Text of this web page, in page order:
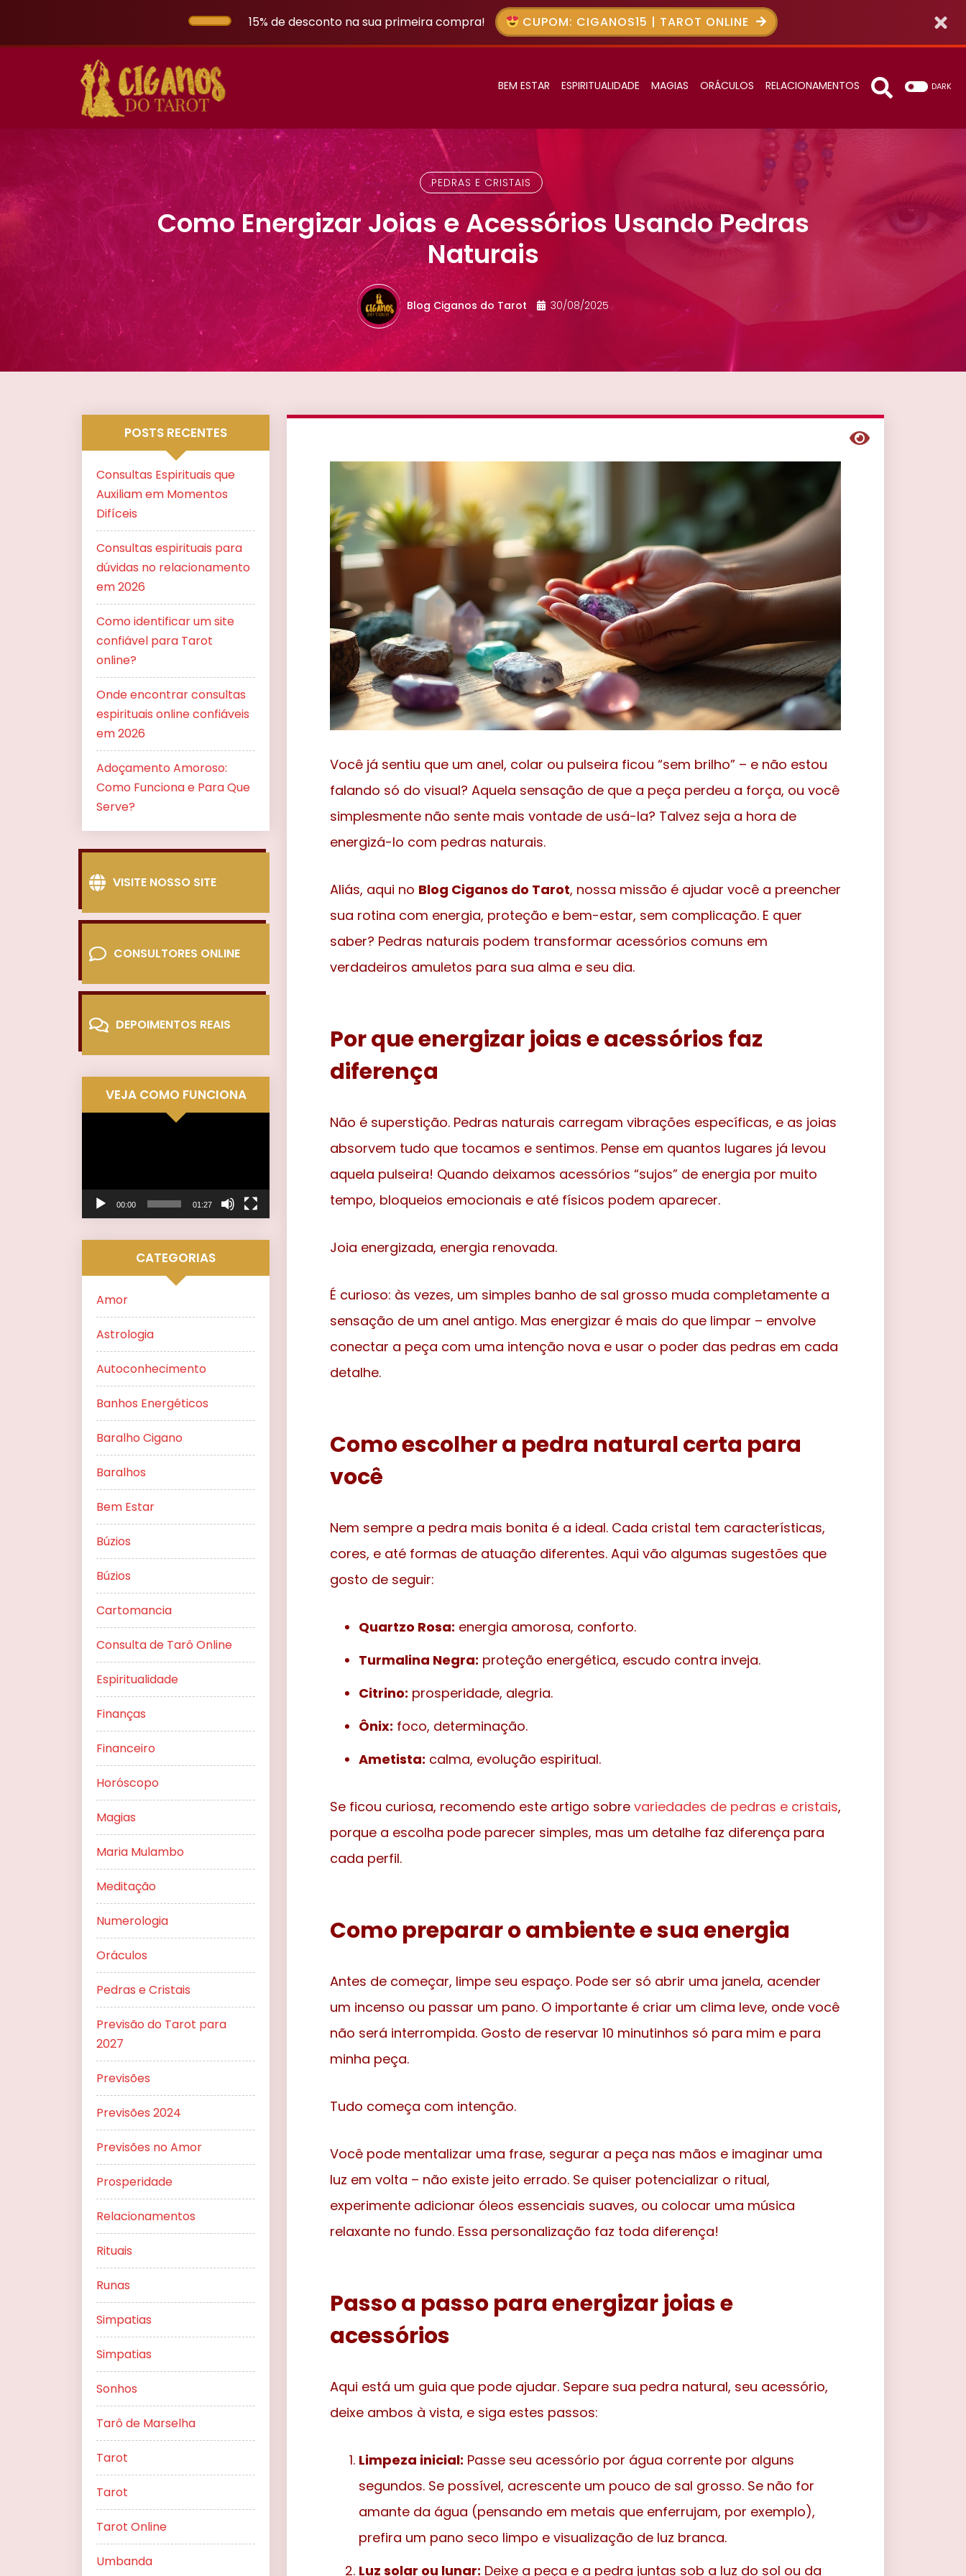
15% de desconto na sua primeira compra! CUPOM: CIGANOS15 | TAROT ONLINE
BEM ESTAR ESPIRITUALIDADE MAGIAS ORÁCULOS RELACIONAMENTOS DARK
PEDRAS E CRISTAIS
Como Energizar Joias e Acessórios Usando Pedras
Naturais
Blog Ciganos do Tarot 30/08/2025
Você já sentiu que um anel, colar ou pulseira ficou “sem brilho” – e não estou
falando só do visual? Aquela sensação de que a peça perdeu a força, ou você
simplesmente não sente mais vontade de usá-la? Talvez seja a hora de
energizá-lo com pedras naturais.
Aliás, aqui no Blog Ciganos do Tarot, nossa missão é ajudar você a preencher
sua rotina com energia, proteção e bem-estar, sem complicação. E quer
saber? Pedras naturais podem transformar acessórios comuns em
verdadeiros amuletos para sua alma e seu dia.
Por que energizar joias e acessórios faz
diferença
Não é superstição. Pedras naturais carregam vibrações específicas, e as joias
absorvem tudo que tocamos e sentimos. Pense em quantos lugares já levou
aquela pulseira! Quando deixamos acessórios “sujos” de energia por muito
tempo, bloqueios emocionais e até físicos podem aparecer.
Joia energizada, energia renovada.
É curioso: às vezes, um simples banho de sal grosso muda completamente a
sensação de um anel antigo. Mas energizar é mais do que limpar – envolve
conectar a peça com uma intenção nova e usar o poder das pedras em cada
detalhe.
Como escolher a pedra natural certa para
você
Nem sempre a pedra mais bonita é a ideal. Cada cristal tem características,
cores, e até formas de atuação diferentes. Aqui vão algumas sugestões que
gosto de seguir:
Quartzo Rosa: energia amorosa, conforto.
Turmalina Negra: proteção energética, escudo contra inveja.
Citrino: prosperidade, alegria.
Ônix: foco, determinação.
Ametista: calma, evolução espiritual.
Se ficou curiosa, recomendo este artigo sobre variedades de pedras e cristais,
porque a escolha pode parecer simples, mas um detalhe faz diferença para
cada perfil.
Como preparar o ambiente e sua energia
Antes de começar, limpe seu espaço. Pode ser só abrir uma janela, acender
um incenso ou passar um pano. O importante é criar um clima leve, onde você
não será interrompida. Gosto de reservar 10 minutinhos só para mim e para
minha peça.
Tudo começa com intenção.
Você pode mentalizar uma frase, segurar a peça nas mãos e imaginar uma
luz em volta – não existe jeito errado. Se quiser potencializar o ritual,
experimente adicionar óleos essenciais suaves, ou colocar uma música
relaxante no fundo. Essa personalização faz toda diferença!
Passo a passo para energizar joias e
acessórios
Aqui está um guia que pode ajudar. Separe sua pedra natural, seu acessório,
deixe ambos à vista, e siga estes passos:
Limpeza inicial: Passe seu acessório por água corrente por alguns
segundos. Se possível, acrescente um pouco de sal grosso. Se não for
amante da água (pensando em metais que enferrujam, por exemplo),
prefira um pano seco limpo e visualização de luz branca.
Luz solar ou lunar: Deixe a peça e a pedra juntas sob a luz do sol ou da
POSTS RECENTES
Consultas Espirituais que
Auxiliam em Momentos
Difíceis
Consultas espirituais para
dúvidas no relacionamento
em 2026
Como identificar um site
confiável para Tarot
online?
Onde encontrar consultas
espirituais online confiáveis
em 2026
Adoçamento Amoroso:
Como Funciona e Para Que
Serve?
VISITE NOSSO SITE
CONSULTORES ONLINE
DEPOIMENTOS REAIS
VEJA COMO FUNCIONA
00:00 01:27
CATEGORIAS
Amor
Astrologia
Autoconhecimento
Banhos Energéticos
Baralho Cigano
Baralhos
Bem Estar
Búzios
Búzios
Cartomancia
Consulta de Tarô Online
Espiritualidade
Finanças
Financeiro
Horóscopo
Magias
Maria Mulambo
Meditação
Numerologia
Oráculos
Pedras e Cristais
Previsão do Tarot para
2027
Previsões
Previsões 2024
Previsões no Amor
Prosperidade
Relacionamentos
Rituais
Runas
Simpatias
Simpatias
Sonhos
Tarô de Marselha
Tarot
Tarot
Tarot Online
Umbanda